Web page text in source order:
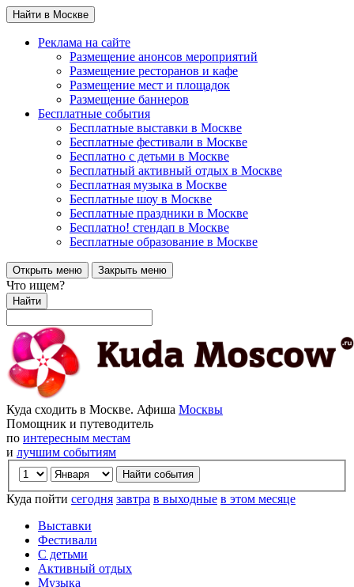
Найти в Москве
Реклама на сайте
Размещение анонсов мероприятий
Размещение ресторанов и кафе
Размещение мест и площадок
Размещение баннеров
Бесплатные события
Бесплатные выставки в Москве
Бесплатные фестивали в Москве
Бесплатно с детьми в Москве
Бесплатный активный отдых в Москве
Бесплатная музыка в Москве
Бесплатные шоу в Москве
Бесплатные праздники в Москве
Бесплатно! стендап в Москве
Бесплатные образование в Москве
Открыть меню Закрыть меню
Что ищем?
Найти
Куда сходить в Москве. Афиша Москвы
Помощник и путеводитель
по интересным местам
и лучшим событиям
Куда пойти сегодня завтра в выходные в этом месяце
Выставки
Фестивали
С детьми
Активный отдых
Музыка